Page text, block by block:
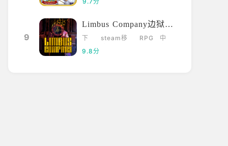
9
Limbus Company边狱巴士
下
载
steam移
RPG
中
9.8分